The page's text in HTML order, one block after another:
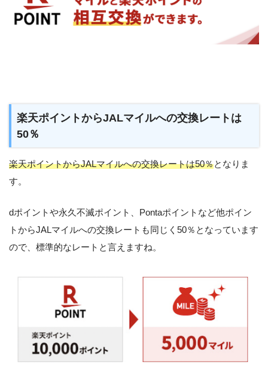
楽天ポイントからJALマイルへの交換レートは
50％
楽天ポイントからJALマイルへの交換レートは50％となりま
す。
dポイントや永久不滅ポイント、Pontaポイントなど他ポイン
トからJALマイルへの交換レートも同じく50％となっています
ので、標準的なレートと言えますね。